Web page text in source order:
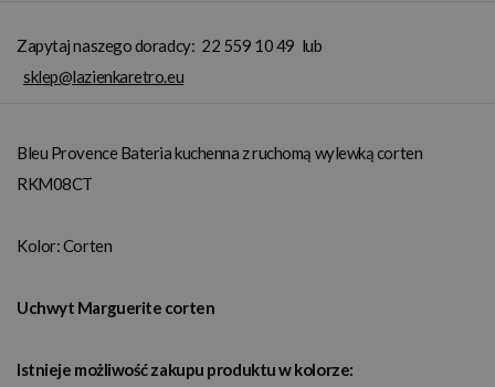
Zapytaj naszego doradcy: 22 559 10 49 lub
sklep@lazienkaretro.eu
Bleu Provence Bateria kuchenna z ruchomą wylewką corten
RKM08CT
Kolor:Corten
Uchwyt Marguerite corten
Istnieje możliwość zakupu produktu w kolorze: